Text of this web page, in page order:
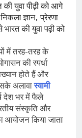
की युवा पीढ़ी को आगे
ज्ञान,प्रेरणा
की युवा पढ़ी को
में तरह-तरह के
की स्पर्धा
होते हैं और
अलावास्वामी
देश भर में फैले
संस्कृति और
आयोजन किया जाता